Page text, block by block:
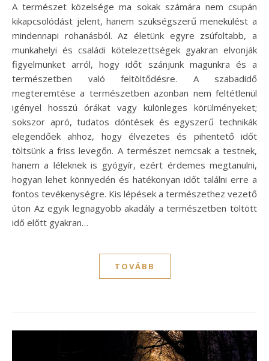
A természet közelsége ma sokak számára nem csupán
kikapcsolódást jelent, hanem szükségszerű menekülést a
mindennapi rohanásból. Az életünk egyre zsúfoltabb, a
munkahelyi és családi kötelezettségek gyakran elvonják
figyelmünket arról, hogy időt szánjunk magunkra és a
természetben való feltöltődésre. A szabadidő
megteremtése a természetben azonban nem feltétlenül
igényel hosszú órákat vagy különleges körülményeket;
sokszor apró, tudatos döntések és egyszerű technikák
elegendőek ahhoz, hogy élvezetes és pihentető időt
töltsünk a friss levegőn. A természet nemcsak a testnek,
hanem a léleknek is gyógyír, ezért érdemes megtanulni,
hogyan lehet könnyedén és hatékonyan időt találni erre a
fontos tevékenységre. Kis lépések a természethez vezető
úton Az egyik legnagyobb akadály a természetben töltött
idő előtt gyakran…
TOVÁBB